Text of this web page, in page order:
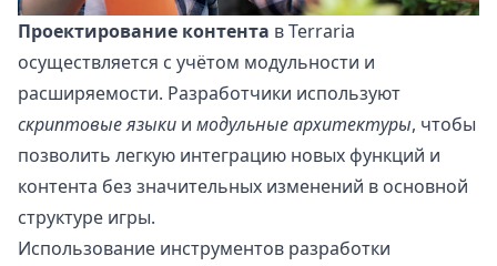
Проектирование контента в Terraria
осуществляется с учётом модульности и
расширяемости. Разработчики используют
скриптовые языки и модульные архитектуры, чтобы
позволить легкую интеграцию новых функций и
контента без значительных изменений в основной
структуре игры.
Использование инструментов разработки